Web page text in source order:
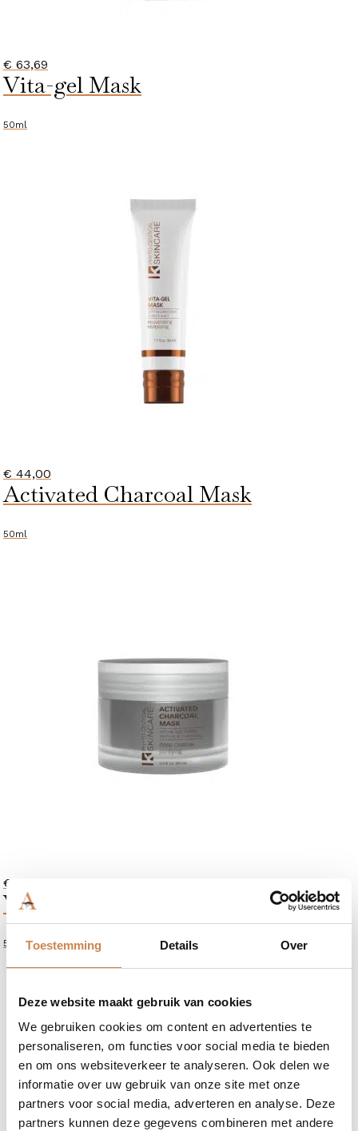
Toestemming Details Over
Deze website maakt gebruik van cookies
We gebruiken cookies om content en advertenties te
personaliseren, om functies voor social media te bieden
en om ons websiteverkeer te analyseren. Ook delen we
informatie over uw gebruik van onze site met onze
partners voor social media, adverteren en analyse. Deze
partners kunnen deze gegevens combineren met andere
€ 63,69
Vita-gel Mask
50ml
€ 44,00
Activated Charcoal Mask
50ml
€
Vitamin C Facial Mask
50ml